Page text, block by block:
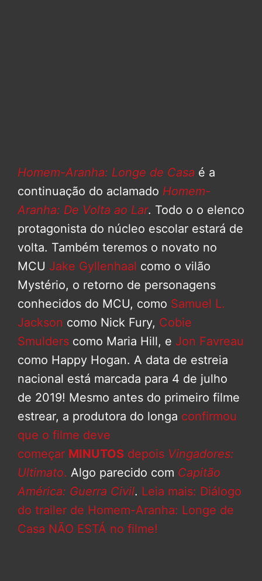
Homem-Aranha: Longe de Casa é a
continuação do aclamado Homem-
Aranha: De Volta ao Lar. Todo o o elenco
protagonista do núcleo escolar estará de
volta. Também teremos o novato no
MCU Jake Gyllenhaal como o vilão
Mystério, o retorno de personagens
conhecidos do MCU, como Samuel L.
Jackson como Nick Fury, Cobie
Smulders como Maria Hill, e Jon Favreau
como Happy Hogan. A data de estreia
nacional está marcada para 4 de julho
de 2019! Mesmo antes do primeiro filme
estrear, a produtora do longa confirmou
que o filme deve
começar MINUTOS depois Vingadores:
Ultimato. Algo parecido com Capitão
América: Guerra Civil. Leia mais: Diálogo
do trailer de Homem-Aranha: Longe de
Casa NÃO ESTÁ no filme!